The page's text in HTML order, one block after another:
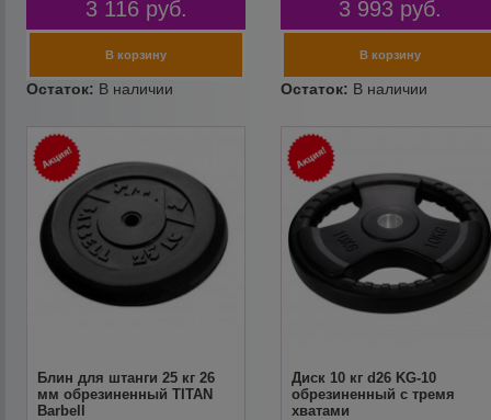
3 116 руб. 3 993 руб.
Блин для штанги 25 кг 26
мм обрезиненный TITAN
Barbell
Диск 10 кг d26 KG-10
обрезиненный с тремя
хватами